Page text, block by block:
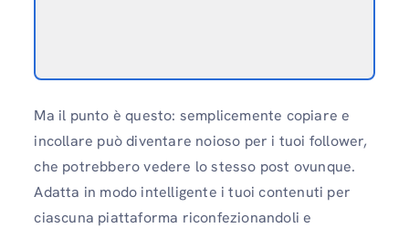
Ma il punto è questo: semplicemente copiare e
incollare può diventare noioso per i tuoi follower,
che potrebbero vedere lo stesso post ovunque.
Adatta in modo intelligente i tuoi contenuti per
ciascuna piattaforma riconfezionandoli e